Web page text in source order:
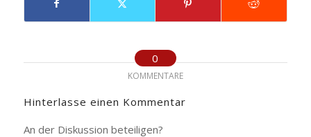
0
KOMMENTARE
Hinterlasse einen Kommentar
An der Diskussion beteiligen?